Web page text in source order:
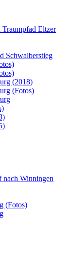
Eltzer
Schwalberstieg
(2018)
(Fotos)
nach Winningen
(Fotos)